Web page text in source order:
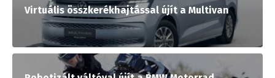
Virtuális összkerékhajtással újít a Multivan